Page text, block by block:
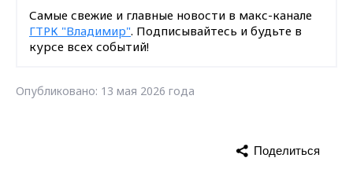
Самые свежие и главные новости в макс-канале
ГТРК "Владимир". Подписывайтесь и будьте в
курсе всех событий!
Опубликовано: 13 мая 2026 года
Поделиться